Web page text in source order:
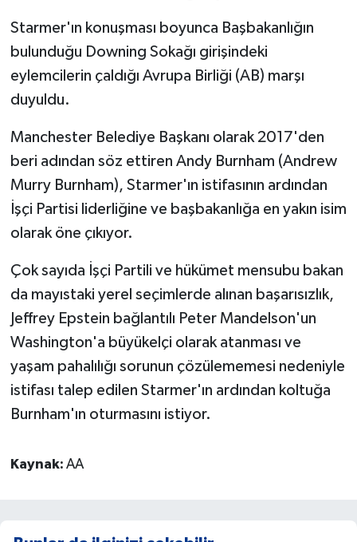
Starmer'ın konuşması boyunca Başbakanlığın
bulunduğu Downing Sokağı girişindeki
eylemcilerin çaldığı Avrupa Birliği (AB) marşı
duyuldu.
Manchester Belediye Başkanı olarak 2017'den
beri adından söz ettiren Andy Burnham (Andrew
Murry Burnham), Starmer'ın istifasının ardından
İşçi Partisi liderliğine ve başbakanlığa en yakın isim
olarak öne çıkıyor.
Çok sayıda İşçi Partili ve hükümet mensubu bakan
da mayıstaki yerel seçimlerde alınan başarısızlık,
Jeffrey Epstein bağlantılı Peter Mandelson'un
Washington'a büyükelçi olarak atanması ve
yaşam pahalılığı sorunun çözülememesi nedeniyle
istifası talep edilen Starmer'ın ardından koltuğa
Burnham'ın oturmasını istiyor.
Kaynak: AA